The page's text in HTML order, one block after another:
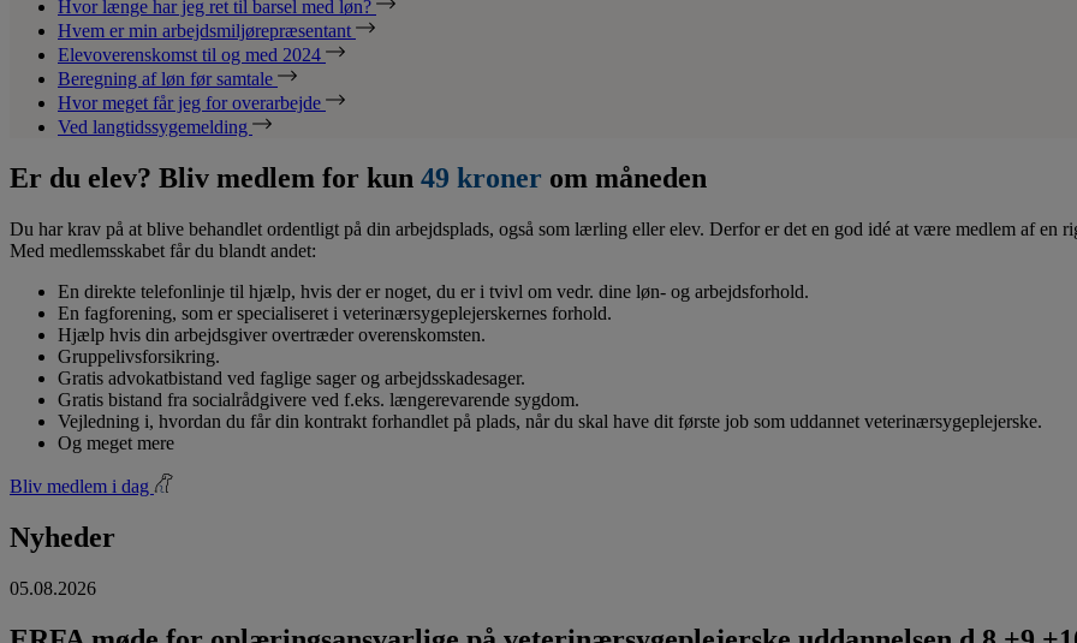
Hvor længe har jeg ret til barsel med løn?
Hvem er min arbejdsmiljørepræsentant
Elevoverenskomst til og med 2024
Beregning af løn før samtale
Hvor meget får jeg for overarbejde
Ved langtidssygemelding
Er du elev? Bliv medlem for kun 49 kroner om måneden
Du har krav på at blive behandlet ordentligt på din arbejdsplads, også som lærling eller elev. Derfor er det en god idé at være medlem af en
Med medlemsskabet får du blandt andet:
En direkte telefonlinje til hjælp, hvis der er noget, du er i tvivl om vedr. dine løn- og arbejdsforhold.
En fagforening, som er specialiseret i veterinærsygeplejerskernes forhold.
Hjælp hvis din arbejdsgiver overtræder overenskomsten.
Gruppelivsforsikring.
Gratis advokatbistand ved faglige sager og arbejdsskadesager.
Gratis bistand fra socialrådgivere ved f.eks. længerevarende sygdom.
Vejledning i, hvordan du får din kontrakt forhandlet på plads, når du skal have dit første job som uddannet veterinærsygeplejerske.
Og meget mere
Bliv medlem i dag
Nyheder
05.08.2026